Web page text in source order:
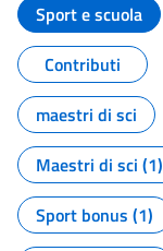
Sport e scuola
Contributi
maestri di sci
Maestri di sci (1)
Sport bonus (1)